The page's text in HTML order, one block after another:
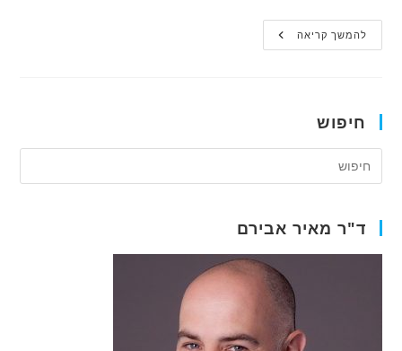
להמשך קריאהכיצד
תזונה
חיפוש
ד"ר מאיר אבירם